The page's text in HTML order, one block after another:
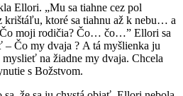
Ellori. „Mu sa tiahne cez pol
krištáľu, ktoré sa tiahnu až k nebu… a
Čo moji rodičia? Čo… čo…” Ellori sa
– Čo my dvaja ? A tá myšlienka ju
na žiadne my dvaja. Chcela
s Božstvom.